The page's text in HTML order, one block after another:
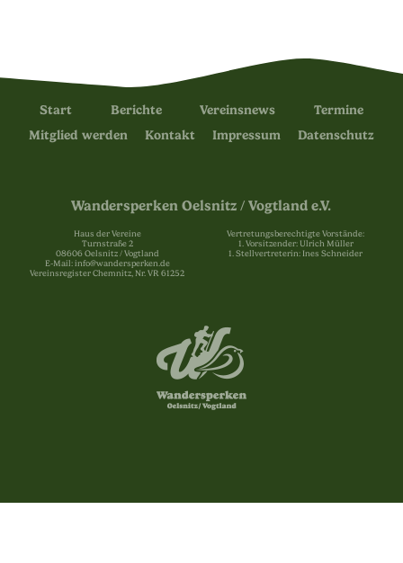
Start Berichte Vereinsnews
Termine
Mitglied werden
Kontakt Impressum Datenschutz
Wandersperken Oelsnitz / Vogtland e.V.
Haus der Vereine
Turnstraße 2
08606 Oelsnitz / Vogtland
E-Mail: info@wandersperken.de
Vereinsregister Chemnitz, Nr. VR 61252
Vertretungsberechtigte Vorstände:
1. Vorsitzender: Ulrich Müller
1. Stellvertreterin: Ines Schneider